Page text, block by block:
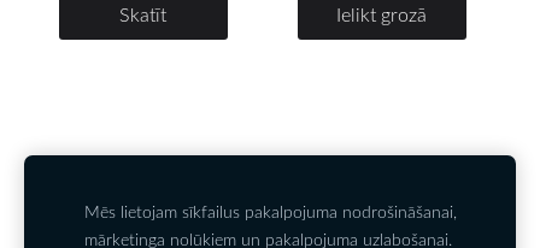
Skatīt Ielikt grozā
Sīkdatnes
Mēs lietojam sīkfailus pakalpojuma nodrošināšanai,
mārketinga nolūkiem un pakalpojuma uzlabošanai.